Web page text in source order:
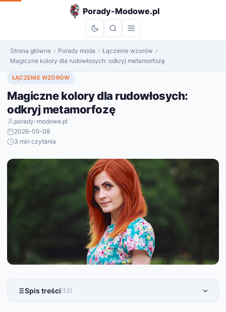
do
Porady-Modowe.pl
Strona główna Porady moda
Łączenie wzorów
Magiczne kolory dla rudowłosych: odkryj metamorfozę
ŁĄCZENIE WZORÓW
Magiczne kolory dla rudowłosych:
odkryj metamorfozę
porady-modowe.pl
2026-05-08
3 min czytania
Spis treści(13)